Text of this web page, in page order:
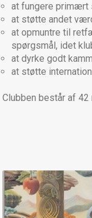
at fungere primært
at støtte andet
at opmuntre til
spørgsmål, idet
at dyrke godt
at støtte
Clubben består af